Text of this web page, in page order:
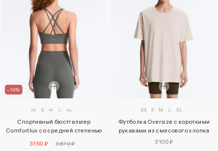
–19%
XS S M L XL
Спортивный бюстгальтер
Comfortlux со средней степенью
3150 ₽ 3870 ₽
XS S M L XL
Футболка Oversize с короткими
рукавами из смесового хлопка
3100 ₽